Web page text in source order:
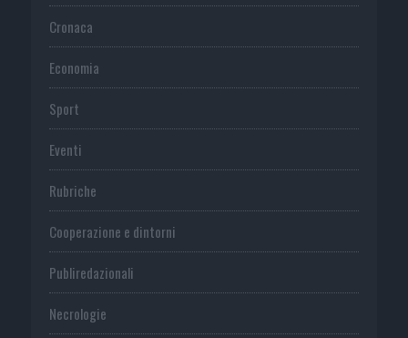
Cronaca
Economia
Sport
Eventi
Rubriche
Cooperazione e dintorni
Publiredazionali
Necrologie